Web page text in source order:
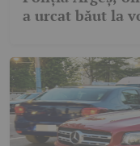
a urcat băut la